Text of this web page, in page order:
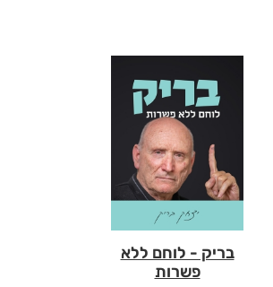
בריק - לוחם ללא
פשרות